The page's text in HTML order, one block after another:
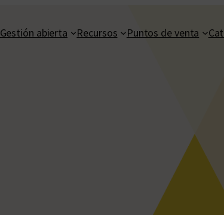
Gestión abierta Recursos Puntos de venta